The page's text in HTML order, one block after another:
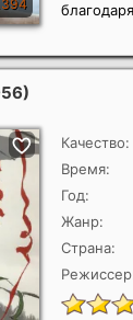
Качество:
Время:
Год:
Жанр:
Страна: